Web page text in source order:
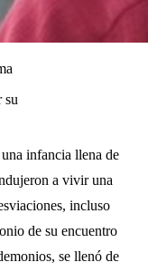
su
infancia llena de
a vivir una
incluso
de su encuentro
se llenó de